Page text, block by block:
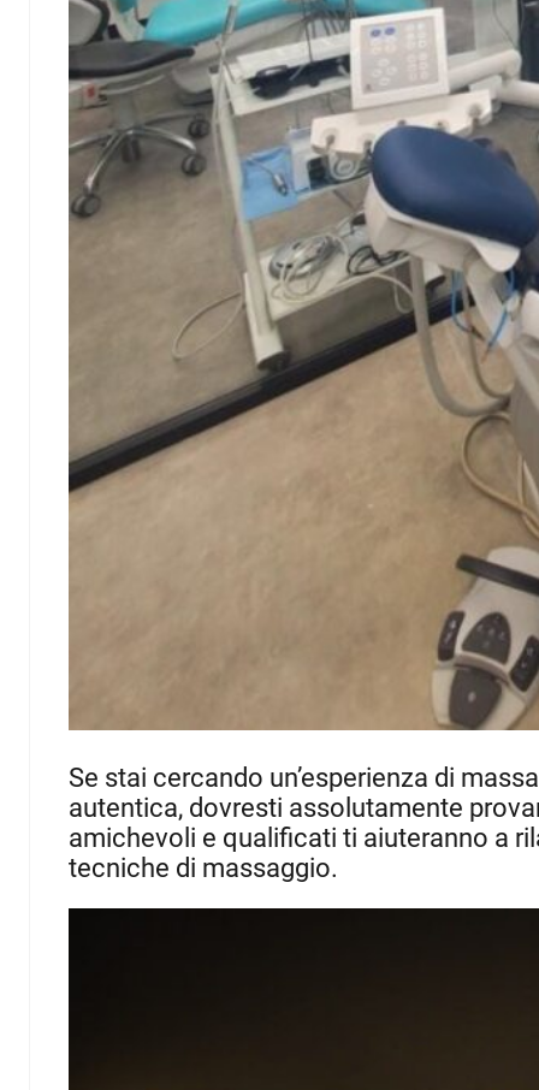
Se stai cercando un’esperienza di
autentica, dovresti assolutamente
amichevoli e qualificati ti aiuteranno a
tecniche di massaggio.